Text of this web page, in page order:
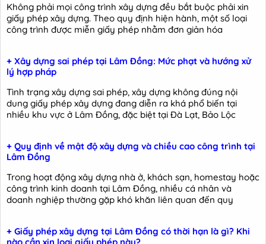
Không phải mọi công trình xây dựng đều bắt buộc phải xin
giấy phép xây dựng. Theo quy định hiện hành, một số loại
công trình được miễn giấy phép nhằm đơn giản hóa
+ Xây dựng sai phép tại Lâm Đồng: Mức phạt và hướng xử
lý hợp pháp
Tình trạng xây dựng sai phép, xây dựng không đúng nội
dung giấy phép xây dựng đang diễn ra khá phổ biến tại
nhiều khu vực ở Lâm Đồng, đặc biệt tại Đà Lạt, Bảo Lộc
+ Quy định về mật độ xây dựng và chiều cao công trình tại
Lâm Đồng
Trong hoạt động xây dựng nhà ở, khách sạn, homestay hoặc
công trình kinh doanh tại Lâm Đồng, nhiều cá nhân và
doanh nghiệp thường gặp khó khăn liên quan đến quy
+ Giấy phép xây dựng tại Lâm Đồng có thời hạn là gì? Khi